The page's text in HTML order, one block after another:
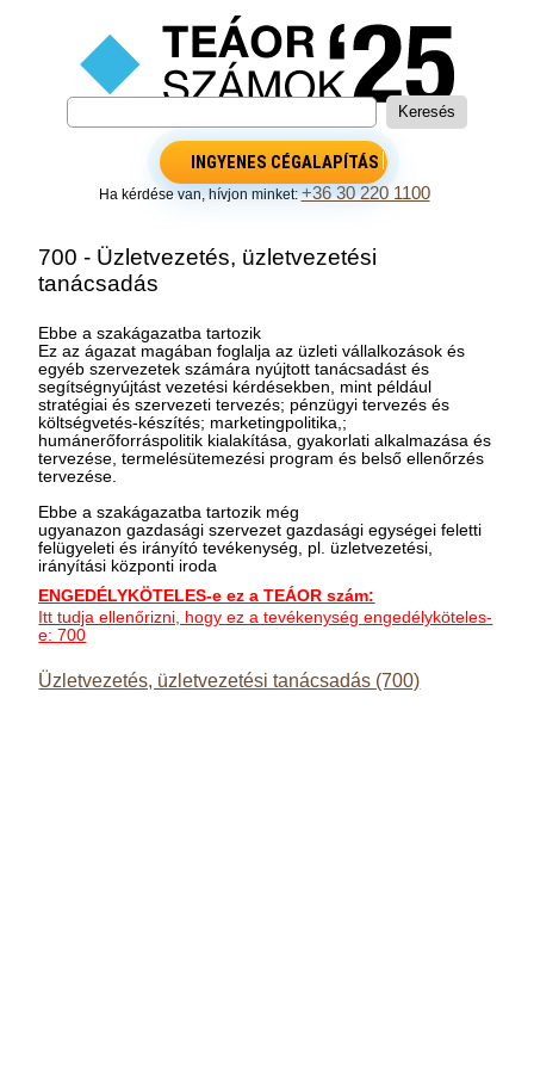
INGYENES CÉGALAPÍTÁS
Ha kérdése van, hívjon minket:+36 30 220 1100
700 - Üzletvezetés, üzletvezetési
tanácsadás
Ebbe a szakágazatba tartozik
Ez az ágazat magában foglalja az üzleti vállalkozások és
egyéb szervezetek számára nyújtott tanácsadást és
segítségnyújtást vezetési kérdésekben, mint például
stratégiai és szervezeti tervezés; pénzügyi tervezés és
költségvetés-készítés; marketingpolitika,;
humánerőforráspolitik kialakítása, gyakorlati alkalmazása és
tervezése, termelésütemezési program és belső ellenőrzés
tervezése.
Ebbe a szakágazatba tartozik még
ugyanazon gazdasági szervezet gazdasági egységei feletti
felügyeleti és irányító tevékenység, pl. üzletvezetési,
irányítási központi iroda
ENGEDÉLYKÖTELES-e ez a TEÁOR szám:
Itt tudja ellenőrizni, hogy ez a tevékenység engedélyköteles-
e: 700
Üzletvezetés, üzletvezetési tanácsadás (700)